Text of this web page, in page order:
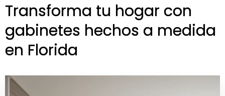
Transforma tu hogar con
gabinetes hechos a medida
en Florida